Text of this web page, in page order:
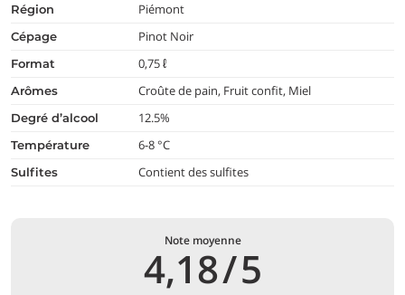
région Piémont
cépage Pinot Noir
format 0,75 ℓ
arômes Croûte de pain, Fruit confit, Miel
degré d’alcool 12.5%
température 6-8 °C
Sulfites Contient des sulfites
Note moyenne
4,18/5